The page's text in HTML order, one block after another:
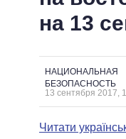
СТАТЬИ
МНЕНИЯ
ДАЙДЖЕСТЫ
ВСЕ
ВЕРХОВНАЯ
КАБИНЕТ
ГЛАВЫ
МЭРЫ
на 13
НАЦИОНАЛЬНАЯ
БЕЗОПАСНОСТЬ
13 сентября 2017,
Читати